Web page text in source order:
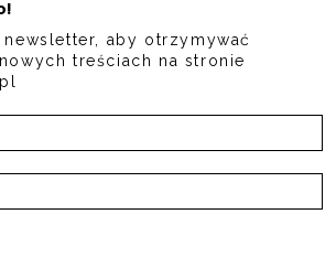
aby otrzymywać
treściach na stronie